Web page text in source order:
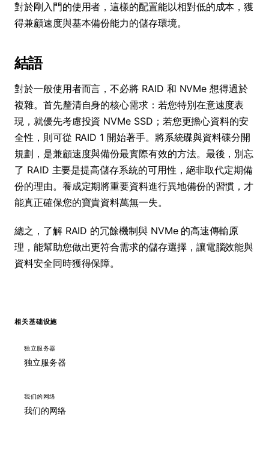
對於剛入門的使用者，這樣的配置能以相對低的成本，獲
得兼顧速度與基本備份能力的儲存環境。
結語
對於一般使用者而言，不必將 RAID 和 NVMe 想得過於
複雜。首先釐清自身的核心需求：若您特別在意速度表
現，就優先考慮投資 NVMe SSD；若您更擔心資料的安
全性，則可從 RAID 1 開始著手。將系統碟與資料碟分開
規劃，是兼顧速度與備份最實際有效的方法。最後，別忘
了 RAID 主要是提高儲存系統的可用性，絕非取代定期備
份的理由。養成定期將重要資料進行異地備份的習慣，才
能真正確保您的寶貴資料萬無一失。
總之，了解 RAID 的冗餘機制與 NVMe 的高速傳輸原
理，能幫助您做出更符合需求的儲存選擇，讓電腦效能與
資料安全同時獲得保障。
相关基础设施
独立服务器
独立服务器
我们的网络
我们的网络